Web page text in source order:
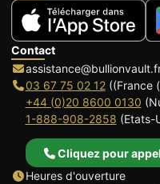
Contact
03 67 75 02 12((France
+44 (0)20 8600 0130
1-888-908-2858 (Etats-
Cliquez pour
Heures d'ouverture